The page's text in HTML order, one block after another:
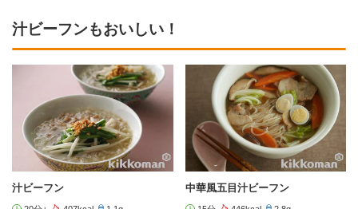
汁ビーフンもおいしい！
汁ビーフン 中華風五目汁ビーフン